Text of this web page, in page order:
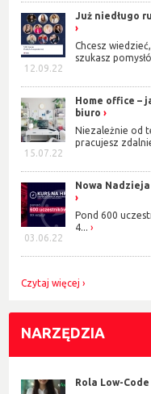
12.09.22
Już niedługo
Chcesz
szukasz
15.07.22
Home office –
biuro
Niezależnie od
pracujesz
03.06.22
Nowa Nadzieja
Pond 600
4...
Czytaj więcej
NARZĘDZIA
Rola Low-